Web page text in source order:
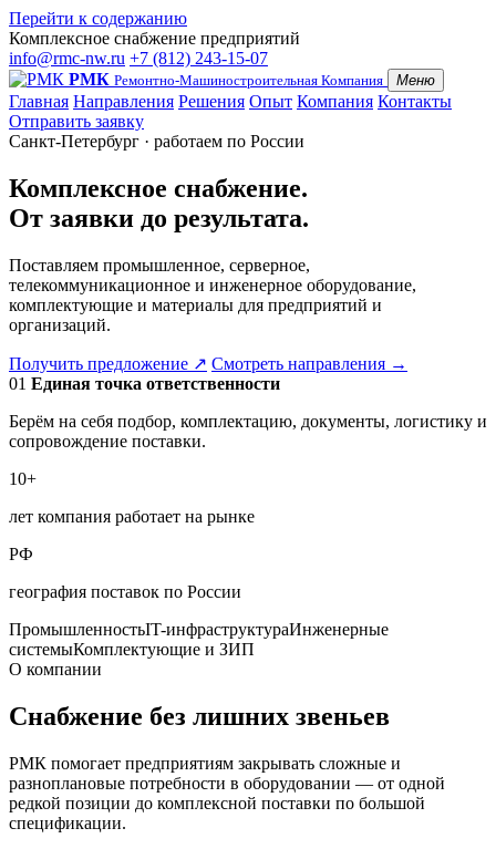
Перейти к содержанию
Комплексное снабжение предприятий
info@rmc-nw.ru +7 (812) 243-15-07
РМК Ремонтно-Машиностроительная Компания Меню
Главная Направления Решения Опыт Компания Контакты
Отправить заявку
Санкт-Петербург · работаем по России
Комплексное снабжение.
От заявки до результата.
Поставляем промышленное, серверное,
телекоммуникационное и инженерное оборудование,
комплектующие и материалы для предприятий и
организаций.
Получить предложение ↗ Смотреть направления →
01 Единая точка ответственности
Берём на себя подбор, комплектацию, документы, логистику и
сопровождение поставки.
10+
лет компания работает на рынке
РФ
география поставок по России
ПромышленностьIT-инфраструктураИнженерные
системыКомплектующие и ЗИП
О компании
Снабжение без лишних звеньев
РМК помогает предприятиям закрывать сложные и
разноплановые потребности в оборудовании — от одной
редкой позиции до комплексной поставки по большой
спецификации.